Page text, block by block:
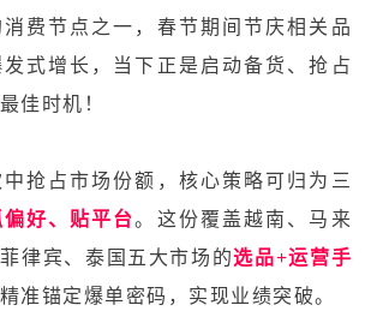
费节点之一，春节期间节庆相关品
式增长，当下正是启动备货、抢占
佳时机！
抢占市场份额，核心策略可归为三
好、贴平台。这份覆盖越南、马来
律宾、泰国五大市场的选品+运营手
准锚定爆单密码，实现业绩突破。